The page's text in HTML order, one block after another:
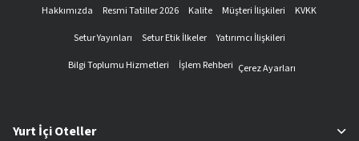
Hakkımızda Resmi Tatiller 2026 Kalite Müşteri İlişkileri
KVKK
Setur Yayınları
Setur Etik İlkeler
Yatırımcı İlişkileri
Bilgi Toplumu Hizmetleri
İşlem Rehberi Çerez Ayarları
Yurt İçi Oteller